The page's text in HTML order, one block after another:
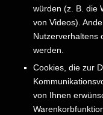
würden (z. B. die
von Videos).
Nutzerverhaltens
werden.
Cookies, die zur
von Ihnen